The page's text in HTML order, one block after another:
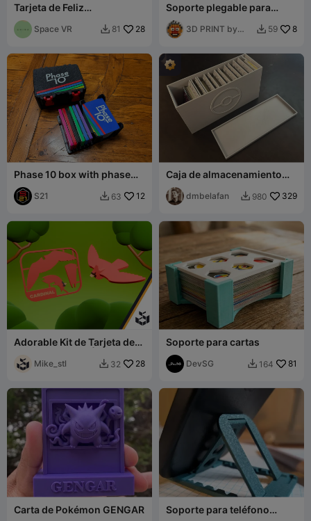
Tarjeta de Feliz
Cumpleaños
Space VR  81 28
Soporte plegable para
cartas coleccionables
3D PRINT by
 59 8
Phase 10 box with phase
counter
S21  63 12
Caja de almacenamiento
para cartas de Pokémon
dmbelafan  980 329
Adorable Kit de Tarjeta de
CFS Mike_stl  32 28
Soporte para cartas
DevSG  164 81
Carta de Pokémon GENGAR
Soporte para teléfono